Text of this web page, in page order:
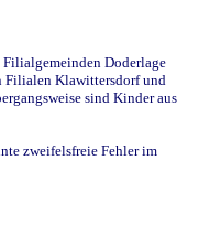
Filialgemeinden Doderlage
Filialen Klawittersdorf und
sind Kinder aus
zweifelsfreie Fehler im